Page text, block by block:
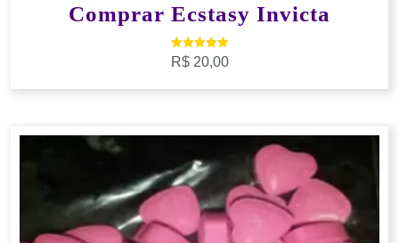
Comprar Ecstasy Invicta
Avaliação
5.00
R$20,00